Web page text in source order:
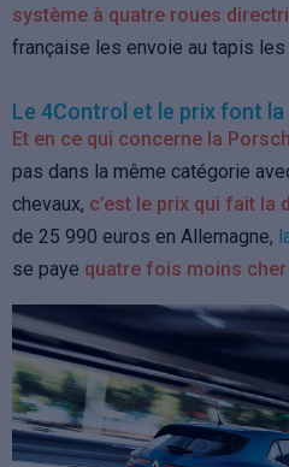
système à quatre roues
française les envoie au tapis
Le 4Control et le prix font
Et en ce qui concerne la
pas dans la même catégorie
chevaux, c’est le prix qui fait la
de 25 990 euros en Allemagne,
se paye quatre fois moins cher